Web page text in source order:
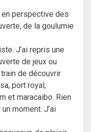
en perspective des
de la goulumie
J’ai repris une
de jeux ou
de découvrir
port royal,
et maracaibo. Rien
moment. J’ai